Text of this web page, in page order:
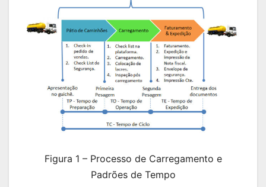
Figura 1 – Processo de Carregamento e
Padrões de Tempo